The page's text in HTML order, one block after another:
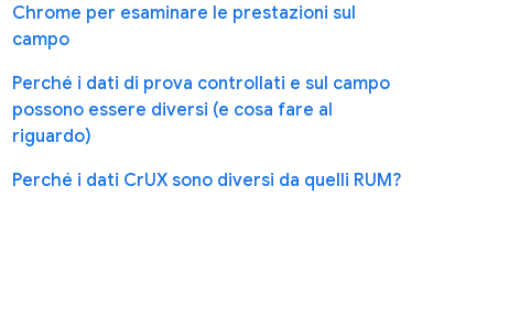
Chrome per esaminare le prestazioni sul
campo
Perché i dati di prova controllati e sul campo
possono essere diversi (e cosa fare al
riguardo)
Perché i dati CrUX sono diversi da quelli RUM?